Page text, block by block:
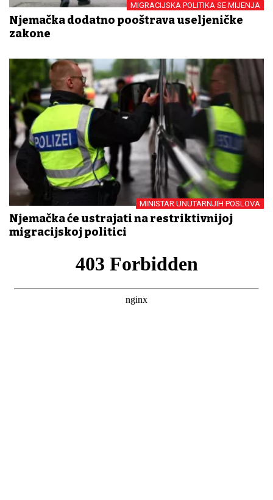
MIGRACIJSKA POLITIKA SE MIJENJA
Njemačka dodatno pooštrava useljeničke
zakone
MINISTAR UNUTARNJIH POSLOVA
Njemačka će ustrajati na restriktivnijoj
migracijskoj politici